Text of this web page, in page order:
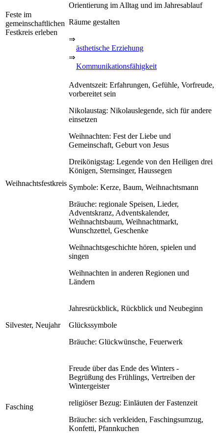
Feste im
gemeinschaftlichen
Festkreis erleben
Orientierung im Alltag und im Jahresablauf
Räume gestalten
⇒
ästhetische Erziehung
⇒
Kommunikationsfähigkeit
Weihnachtsfestkreis
Adventszeit: Erfahrungen, Gefühle, Vorfreude,
vorbereitet sein
Nikolaustag: Nikolauslegende, sich für andere
einsetzen
Weihnachten: Fest der Liebe und
Gemeinschaft, Geburt von Jesus
Dreikönigstag: Legende von den Heiligen drei
Königen, Sternsinger, Haussegen
Symbole: Kerze, Baum, Weihnachtsmann
Bräuche: regionale Speisen, Lieder,
Adventskranz, Adventskalender,
Weihnachtsbaum, Weihnachtmarkt,
Wunschzettel, Geschenke
Weihnachtsgeschichte hören, spielen und
singen
Weihnachten in anderen Regionen und
Ländern
Silvester, Neujahr
Jahresrückblick, Rückblick und Neubeginn
Glückssymbole
Bräuche: Glückwünsche, Feuerwerk
Fasching
Freude über das Ende des Winters -
Begrüßung des Frühlings, Vertreiben der
Wintergeister
religiöser Bezug: Einläuten der Fastenzeit
Bräuche: sich verkleiden, Faschingsumzug,
Konfetti, Pfannkuchen